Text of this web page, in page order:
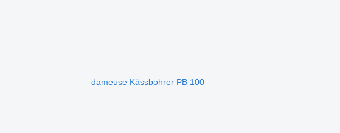
dameuse Kässbohrer PB 100